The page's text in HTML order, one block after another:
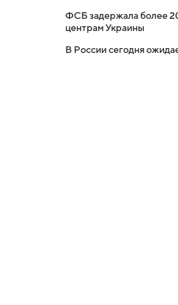
ФСБ задержала более
центрам Украины
В России сегодня